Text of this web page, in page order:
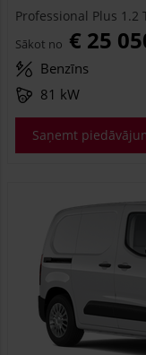
Professional Plus 1.2
Sākot no € 25
Benzīns
81 kW
Saņemt